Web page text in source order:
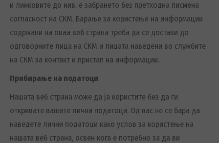
и линковите до нив, е забрането без претходна писмена
согласност на СКМ. Барање за користење на информации
содржани на оваа веб страна треба да се достави до
одговорните лица на СКМ и лицата наведени во службите
на СКМ за контакт и пристап на информации.
Прибирање на податоци
Нашата веб страна може да ја користите без да ги
откривате вашите лични податоци. Од вас не се бара да
наведете лични податоци како услов за користење на
нашата веб страна, освен кога е потребно за да ви